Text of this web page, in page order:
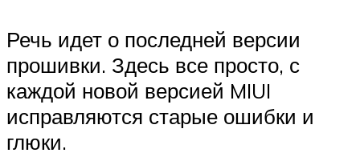
Речь идет о последней версии
прошивки. Здесь все просто, с
каждой новой версией MIUI
исправляются старые ошибки и
глюки.